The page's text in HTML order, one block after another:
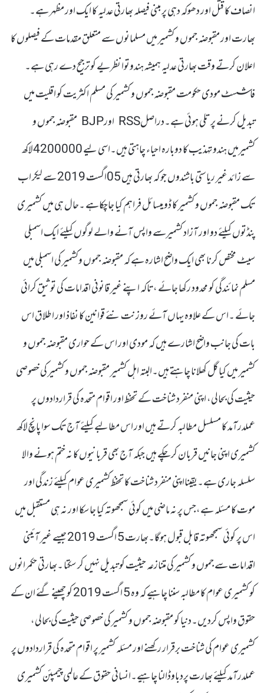
انصاف کا قتل اور دھوکہ دہی پر مبنی فیصلہ بھارتی عدلیہ کا ایک اور مظہر ہے۔
بھارت اور مقبوضہ جموں و کشمیر میں مسلمانوں سے متعلق مقدمات کے فیصلوں کا
اعلان کرتے وقت بھارتی عدلیہ ہمیشہ ہندوتوا نظریے کو ترجیح دے رہی ہے۔
فاشسٹ مودی حکومت مقبوضہ جموں و کشمیر کی مسلم اکثریت کو اقلیت میں
تبدیل کرنے پر تلی ہوئی ہے۔دراصلRSS اورBJP مقبوضہ جموں و
کشمیرمیں ہندو تہذیب کا دوبارہ احیاء چاہتی ہیں۔اسی لیے 4200000لاکھ
سے زائد غیر ریاستی باشندوں جو کہ بھارتی ہیں 05اگست 2019 سے لیکر اب
تک مقبوضہ جموں و کشمیر کا ڈو میسائل فراہم کیا جاچکاہے ۔حال ہی میں کشمیری
پنڈتوں کیلئے دو اور آزاد کشمیرسے واپس آنے والے لوگوں کیلئے ایک اسمبلی
سیٹ مختص کرنا بھی ایک واضح اشارہ ہے کہ مقبوضہ جموں وکشمیر کی اسمبلی میں
مسلم نمائندگی کو محدود رکھا جائے ،تاکہ اپنے غیر قانونی اقدامات کی توثیق کرائی
جائے ۔اس کے علاوہ یہاں آئے روز نت نئے قوانین کا نفاذ اور اطلاق اس
بات کی جانب واضح اشارے ہیں کہ مودی اور اس کے حواری مقبوضہ جموں و
کشمیر میں کیا گل کھلانا چاہتے ہیں۔البتہ اہل کشمیر مقبوضہ جموں و کشمیر کی خصوصی
حیثیت کی بحالی، اپنی منفرد شناخت کے تحفظ اور اقوام متحدہ کی قراردادوں پر
عملدرآمد کا مسلسل مطالبہ کرتے ہیں اور اس مطالبے کیلئے آج تک سوا پانچ لاکھ
کشمیری اپنی جانیں قربان کرچکے ہیں جبکہ آج بھی قربانیوں کا نہ ختم ہونے والا
سلسلہ جاری ہے۔یقینااپنی منفرد شناخت کا تحفظ کشمیری عوام کیلئے زندگی اور
موت کا مسئلہ ہے،جس پر نہ ماضی میں کوئی سمجھوتہ کیا جاسکا اور نہ ہی مستقبل میں
اس پر کوئی سمجھوتہ قابل قبول ہوگا۔بھارت 5 اگست 2019 جیسے غیر آئینی
اقدامات سے جموں و کشمیر کی متنازعہ حیثیت کو تبدیل نہیں کر سکتا ۔بھارتی حکمرانوں
کو کشمیری عوام کا مطالبہ سننا چاہیے کہ وہ 5 اگست 2019 کو چھینے گئے ان کے
حقوق واپس کردیں۔دنیا کو مقبوضہ جموں و کشمیر کی خصوصی حیثیت کی بحالی،
کشمیری عوام کی شناخت برقرار رکھنے اور مسئلہ کشمیر پر اقوام متحدہ کی قراردادوں پر
عملدرآمد کیلئے بھارت پردباوڈالنا چاہیے۔انسانی حقوق کے عالمی چیمپئن کشمیری